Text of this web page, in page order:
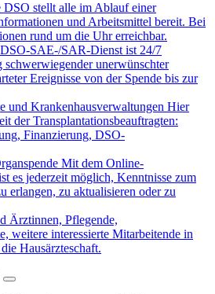
DSO stellt alle im Ablauf einer
und Arbeitsmittel bereit. Bei
rund um die Uhr erreichbar.
SAE-/SAR-Dienst ist 24/7
unerwünschter
Ereignisse von der Spende bis zur
und Krankenhausverwaltungen Hier
der Transplantationsbeauftragten:
Finanzierung, DSO-
Mit dem Online-
es jederzeit möglich, Kenntnisse zum
erlangen, zu aktualisieren oder zu
Ärztinnen, Pflegende,
weitere interessierte Mitarbeitende in
Hausärzteschaft.